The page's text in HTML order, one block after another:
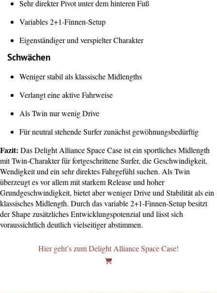
Sehr direkter Pivot unter dem hinteren Fuß
Variables 2+1-Finnen-Setup
Eigenständiger und verspielter Charakter
Schwächen
Weniger stabil als klassische Midlengths
Verlangt eine aktive Fahrweise
Als Twin nur wenig Drive
Für neutral stehende Surfer zunächst gewöhnungsbedürftig
Fazit: Das Delight Alliance Space Case ist ein sportliches Midlength
mit Twin-Charakter für fortgeschrittene Surfer, die Geschwindigkeit,
Wendigkeit und ein sehr direktes Fahrgefühl suchen. Als Twin
überzeugt es vor allem mit starkem Release und hoher
Grundgeschwindigkeit, bietet aber weniger Drive und Stabilität als ein
klassisches Midlength. Durch das variable 2+1-Finnen-Setup besitzt
der Shape zusätzliches Entwicklungspotenzial und lässt sich
voraussichtlich deutlich vielseitiger abstimmen.
Hier geht’s zum Delight Alliance Space Case!